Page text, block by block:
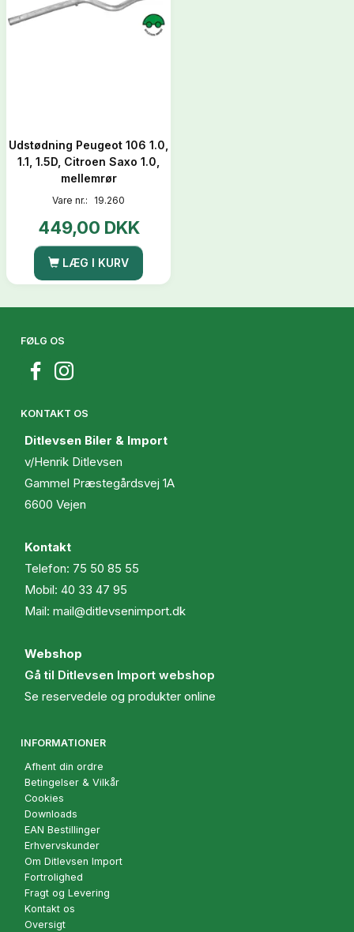
Udstødning Peugeot 106 1.0,
1.1, 1.5D, Citroen Saxo 1.0,
mellemrør
Vare nr.: 19.260
449,00 DKK
LÆG I KURV
FØLG OS
KONTAKT OS
Ditlevsen Biler & Import
v/Henrik Ditlevsen
Gammel Præstegårdsvej 1A
6600 Vejen
Kontakt
Telefon: 75 50 85 55
Mobil: 40 33 47 95
Mail: mail@ditlevsenimport.dk
Webshop
Gå til Ditlevsen Import webshop
Se reservedele og produkter online
INFORMATIONER
Afhent din ordre
Betingelser & Vilkår
Cookies
Downloads
EAN Bestillinger
Erhvervskunder
Om Ditlevsen Import
Fortrolighed
Fragt og Levering
Kontakt os
Oversigt